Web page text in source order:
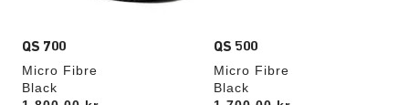
QS 700
Micro Fibre
Black
QS 500
Micro Fibre
Black